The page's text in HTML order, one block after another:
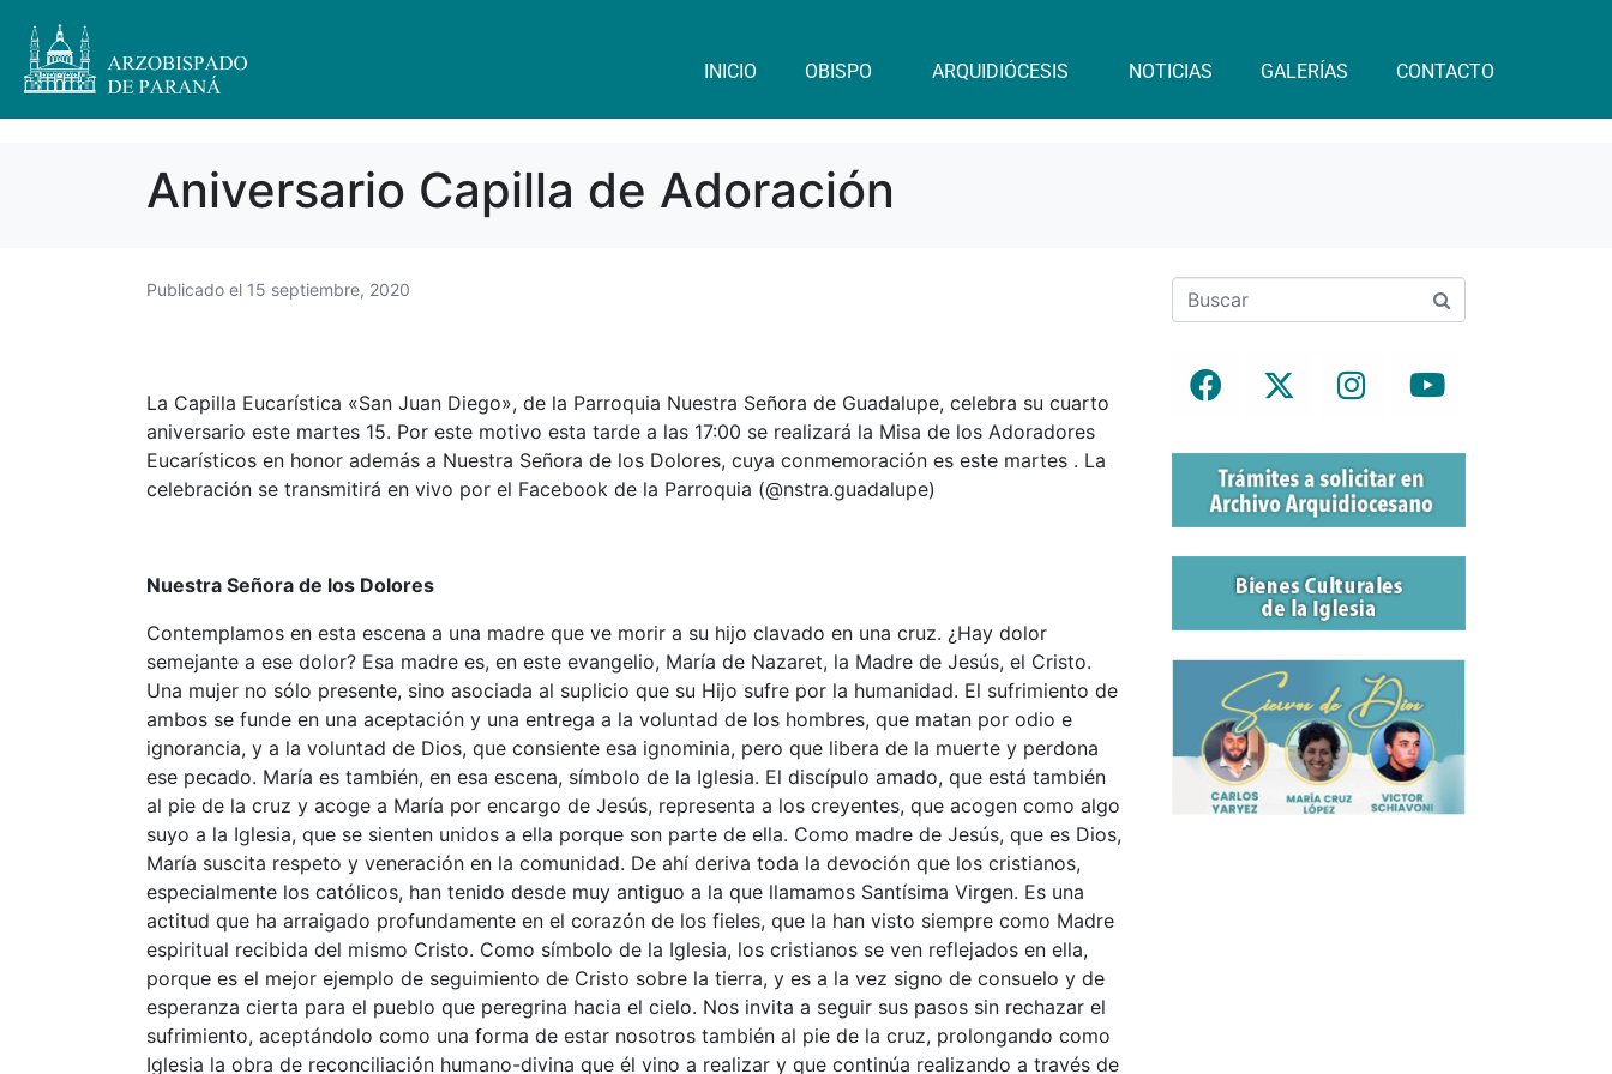
INICIO OBISPO ARQUIDIÓCESIS NOTICIAS GALERÍAS CONTACTO
Aniversario Capilla de Adoración
Publicado el 15 septiembre, 2020
La Capilla Eucarística «San Juan Diego», de la Parroquia Nuestra Señora de Guadalupe, celebra su cuarto
aniversario este martes 15. Por este motivo esta tarde a las 17:00 se realizará la Misa de los Adoradores
Eucarísticos en honor además a Nuestra Señora de los Dolores, cuya conmemoración es este martes . La
celebración se transmitirá en vivo por el Facebook de la Parroquia (@nstra.guadalupe)
Nuestra Señora de los Dolores
Contemplamos en esta escena a una madre que ve morir a su hijo clavado en una cruz. ¿Hay dolor
semejante a ese dolor? Esa madre es, en este evangelio, María de Nazaret, la Madre de Jesús, el Cristo.
Una mujer no sólo presente, sino asociada al suplicio que su Hijo sufre por la humanidad. El sufrimiento de
ambos se funde en una aceptación y una entrega a la voluntad de los hombres, que matan por odio e
ignorancia, y a la voluntad de Dios, que consiente esa ignominia, pero que libera de la muerte y perdona
ese pecado. María es también, en esa escena, símbolo de la Iglesia. El discípulo amado, que está también
al pie de la cruz y acoge a María por encargo de Jesús, representa a los creyentes, que acogen como algo
suyo a la Iglesia, que se sienten unidos a ella porque son parte de ella. Como madre de Jesús, que es Dios,
María suscita respeto y veneración en la comunidad. De ahí deriva toda la devoción que los cristianos,
especialmente los católicos, han tenido desde muy antiguo a la que llamamos Santísima Virgen. Es una
actitud que ha arraigado profundamente en el corazón de los fieles, que la han visto siempre como Madre
espiritual recibida del mismo Cristo. Como símbolo de la Iglesia, los cristianos se ven reflejados en ella,
porque es el mejor ejemplo de seguimiento de Cristo sobre la tierra, y es a la vez signo de consuelo y de
esperanza cierta para el pueblo que peregrina hacia el cielo. Nos invita a seguir sus pasos sin rechazar el
sufrimiento, aceptándolo como una forma de estar nosotros también al pie de la cruz, prolongando como
Iglesia la obra de reconciliación humano-divina que él vino a realizar y que continúa realizando a través de